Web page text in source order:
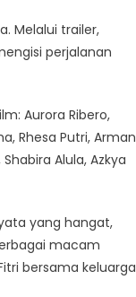
Melalui trailer,
perjalanan
Aurora Ribero,
Rhesa Putri, Arman
Alula, Azkya
yang hangat,
macam
bersama